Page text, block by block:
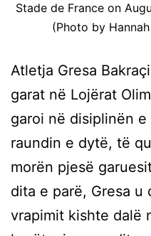
Stade de France on
(Photo by
Atletja Gresa
garat në Lojërat
garoi në disiplinën
raundin e dytë, të
morën pjesë
dita e parë, Gresa u
vrapimit kishte dalë